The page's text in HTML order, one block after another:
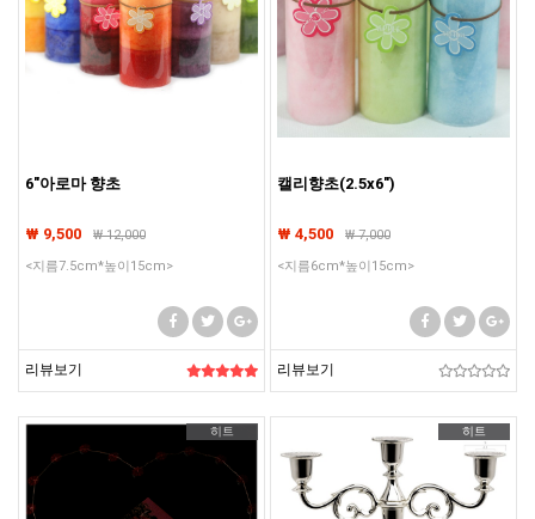
6"아로마 향초
₩ 9,500 ₩12,000
<지름7.5cm*높이15cm>
리뷰보기
캘리향초(2.5x6")
₩ 4,500 ₩7,000
<지름6cm*높이15cm>
리뷰보기
히트 히트